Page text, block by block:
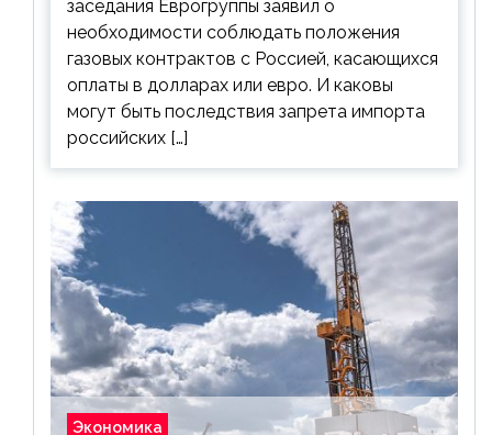
заседания Еврогруппы заявил о
необходимости соблюдать положения
газовых контрактов с Россией, касающихся
оплаты в долларах или евро. И каковы
могут быть последствия запрета импорта
российских […]
Экономика